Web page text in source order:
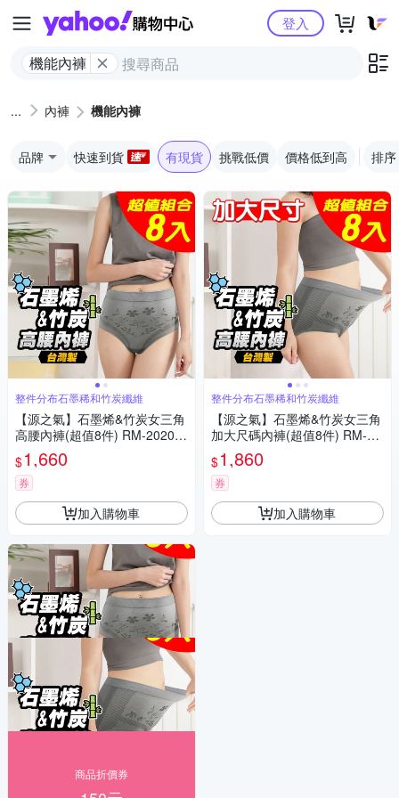
Yahoo購物中心
機能內褲
登入
內褲 機能內褲
品牌 快速到貨 有現貨 挑戰低價 價格低到高 排序
整件分布石墨稀和竹炭纖維
【源之氣】石墨烯&竹炭女三角
高腰內褲(超值8件) RM-20201
-台灣製
$1,660
券
加入購物車
商品折價券
整件分布石墨稀和竹炭纖維
【源之氣】石墨烯&竹炭女三角
加大尺碼內褲(超值8件) RM-20
202 -台灣製
$1,860
券
加入購物車